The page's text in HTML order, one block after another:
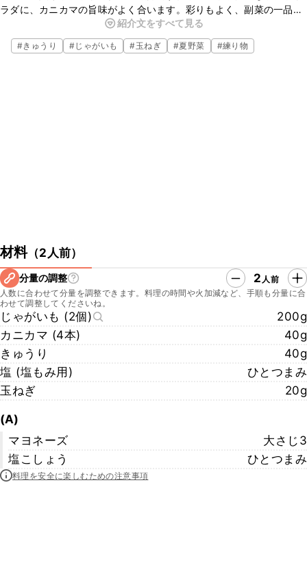
ラダに、カニカマの旨味がよく合います。彩りもよく、副菜の一品は
もちろん、お酒のおつまみにもぴったりですよ。ぜひお試しください
ね。
紹介文をすべて見る
#きゅうり #じゃがいも #玉ねぎ #夏野菜 #練り物
材料（2人前）
分量の調整 2 人前
人数に合わせて分量を調整できます。料理の時間や火加減など、手順も分量に合
わせて調整してくださいね。
じゃがいも (2個)
200g
カニカマ (4本)
40g
きゅうり
40g
塩 (塩もみ用)
ひとつまみ
玉ねぎ
20g
(A)
マヨネーズ
大さじ3
塩こしょう
ひとつまみ
料理を安全に楽しむための注意事項